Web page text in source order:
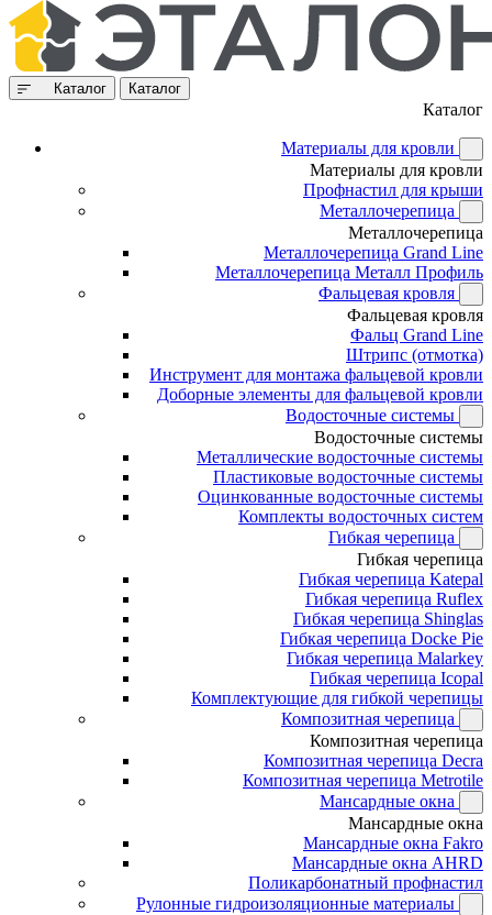
Каталог Каталог
Каталог
Материалы для кровли
Материалы для кровли
Профнастил для крыши
Металлочерепица
Металлочерепица
Металлочерепица Grand Line
Металлочерепица Металл Профиль
Фальцевая кровля
Фальцевая кровля
Фальц Grand Line
Штрипс (отмотка)
Инструмент для монтажа фальцевой кровли
Доборные элементы для фальцевой кровли
Водосточные системы
Водосточные системы
Металлические водосточные системы
Пластиковые водосточные системы
Оцинкованные водосточные системы
Комплекты водосточных систем
Гибкая черепица
Гибкая черепица
Гибкая черепица Katepal
Гибкая черепица Ruflex
Гибкая черепица Shinglas
Гибкая черепица Docke Pie
Гибкая черепица Malarkey
Гибкая черепица Icopal
Комплектующие для гибкой черепицы
Композитная черепица
Композитная черепица
Композитная черепица Decra
Композитная черепица Metrotile
Мансардные окна
Мансардные окна
Мансардные окна Fakro
Мансардные окна AHRD
Поликарбонатный профнастил
Рулонные гидроизоляционные материалы